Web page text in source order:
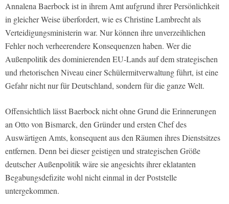
Annalena Baerbock ist in ihrem Amt aufgrund ihrer Persönlichkeit
in gleicher Weise überfordert, wie es Christine Lambrecht als
Verteidigungsministerin war. Nur können ihre unverzeihlichen
Fehler noch verheerendere Konsequenzen haben. Wer die
Außenpolitik des dominierenden EU-Lands auf dem strategischen
und rhetorischen Niveau einer Schülermitverwaltung führt, ist eine
Gefahr nicht nur für Deutschland, sondern für die ganze Welt.
Offensichtlich lässt Baerbock nicht ohne Grund die Erinnerungen
an Otto von Bismarck, den Gründer und ersten Chef des
Auswärtigen Amts, konsequent aus den Räumen ihres Dienstsitzes
entfernen. Denn bei dieser geistigen und strategischen Größe
deutscher Außenpolitik wäre sie angesichts ihrer eklatanten
Begabungsdefizite wohl nicht einmal in der Poststelle
untergekommen.